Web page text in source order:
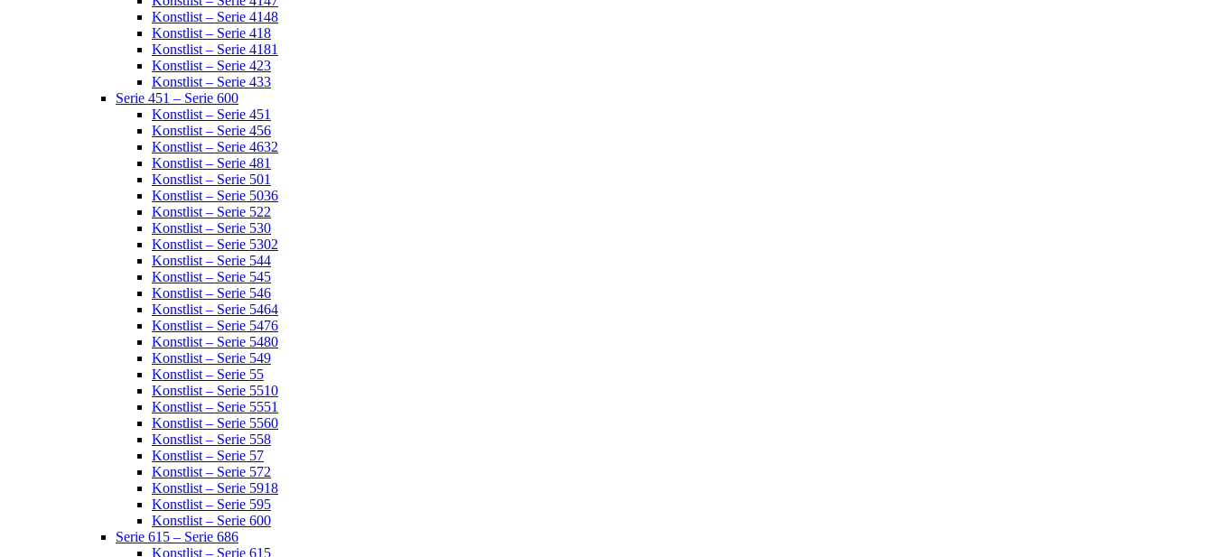
Konstlist – Serie 4148
Konstlist – Serie 418
Konstlist – Serie 4181
Konstlist – Serie 423
Konstlist – Serie 433
Serie 451 – Serie 600
Konstlist – Serie 451
Konstlist – Serie 456
Konstlist – Serie 4632
Konstlist – Serie 481
Konstlist – Serie 501
Konstlist – Serie 5036
Konstlist – Serie 522
Konstlist – Serie 530
Konstlist – Serie 5302
Konstlist – Serie 544
Konstlist – Serie 545
Konstlist – Serie 546
Konstlist – Serie 5464
Konstlist – Serie 5476
Konstlist – Serie 5480
Konstlist – Serie 549
Konstlist – Serie 55
Konstlist – Serie 5510
Konstlist – Serie 5551
Konstlist – Serie 5560
Konstlist – Serie 558
Konstlist – Serie 57
Konstlist – Serie 572
Konstlist – Serie 5918
Konstlist – Serie 595
Konstlist – Serie 600
Serie 615 – Serie 686
Konstlist – Serie 615